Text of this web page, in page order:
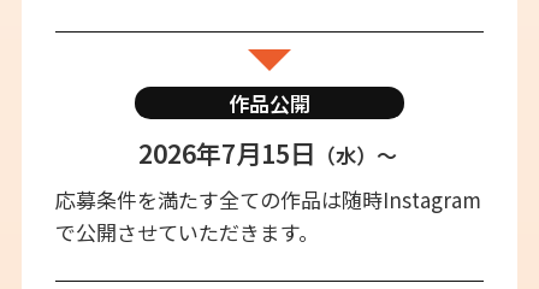
作品公開
2026年7月15日 （水）〜
応募条件を満たす全ての作品は随時Instagram
で公開させていただきます。